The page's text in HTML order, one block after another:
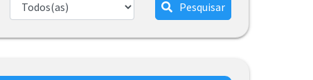
Pesquisar